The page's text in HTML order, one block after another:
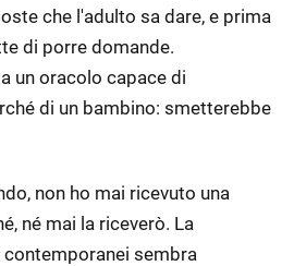
che l'adulto sa dare, e prima
di porre domande.
un oracolo capace di
di un bambino: smetterebbe
non ho mai ricevuto una
né mai la riceverò. La
sembra